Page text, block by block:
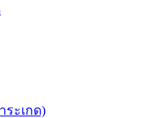
ระเกด)